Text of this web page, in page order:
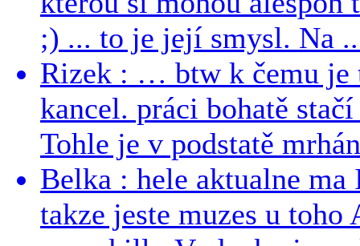
;) ... to je její smysl. Na
Rizek : … btw k čemu je
kancel. práci bohatě
Tohle je v podstatě
Belka : hele aktualne
takze jeste muzes u